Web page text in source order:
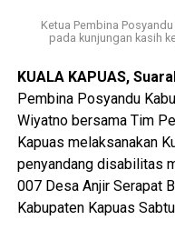
bernegara.
$Paskibraka merupakan
generasi muda yang
cinta tanah air disiplin
semangat gotong
Kepala Badan
menyampaikan kegiatan
Keputusan Kepala
Ketua Pembina
pada kunjungan kasih
KUALA KAPUAS,
Pembina Posyandu
Wiyatno bersama Tim
Kapuas melaksanakan
penyandang disabilitas
007 Desa Anjir Serapat
Kabupaten Kapuas